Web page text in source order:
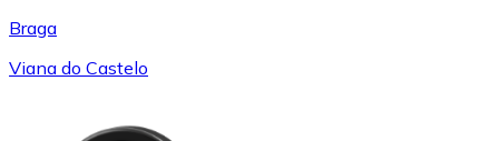
Braga
Viana do Castelo